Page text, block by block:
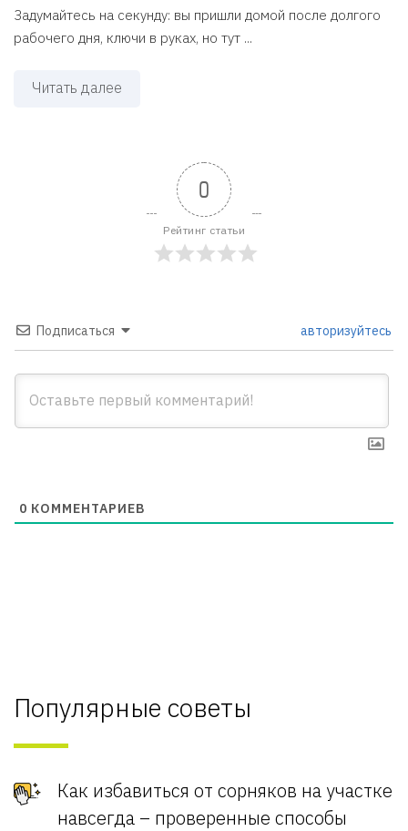
Задумайтесь на секунду: вы пришли домой после долгого
рабочего дня, ключи в руках, но тут ...
Читать далее
0
Рейтинг статьи
Подписаться авторизуйтесь
0 КОММЕНТАРИЕВ
Популярные советы
Как избавиться от сорняков на участке
навсегда – проверенные способы